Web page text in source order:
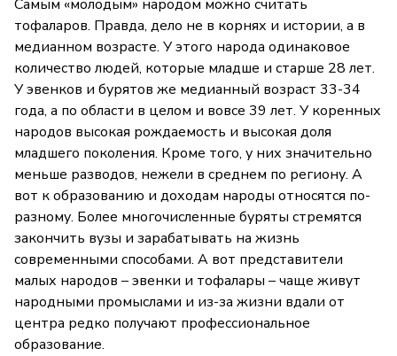
Самым «молодым» народом можно считать
тофаларов. Правда, дело не в корнях и истории, а в
медианном возрасте. У этого народа одинаковое
количество людей, которые младше и старше 28 лет.
У эвенков и бурятов же медианный возраст 33-34
года, а по области в целом и вовсе 39 лет. У коренных
народов высокая рождаемость и высокая доля
младшего поколения. Кроме того, у них значительно
меньше разводов, нежели в среднем по региону. А
вот к образованию и доходам народы относятся по-
разному. Более многочисленные буряты стремятся
закончить вузы и зарабатывать на жизнь
современными способами. А вот представители
малых народов – эвенки и тофалары – чаще живут
народными промыслами и из-за жизни вдали от
центра редко получают профессиональное
образование.